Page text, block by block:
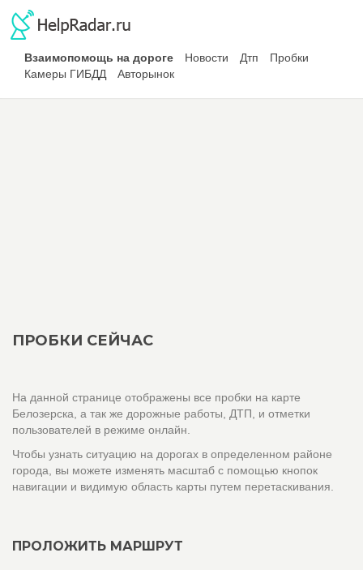
Взаимопомощь на дороге Новости Дтп
Пробки
Камеры ГИБДД
Авторынок
ПРОБКИ СЕЙЧАС
На данной странице отображены все пробки на карте
Белозерска, а так же дорожные работы, ДТП, и отметки
пользователей в режиме онлайн.
Чтобы узнать ситуацию на дорогах в определенном районе
города, вы можете изменять масштаб с помощью кнопок
навигации и видимую область карты путем перетаскивания.
ПРОЛОЖИТЬ МАРШРУТ